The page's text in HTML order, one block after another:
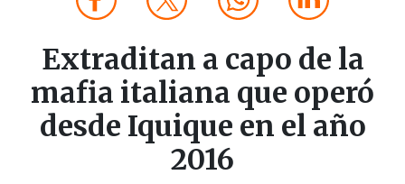
Extraditan a capo de la
mafia italiana que operó
desde Iquique en el año
2016